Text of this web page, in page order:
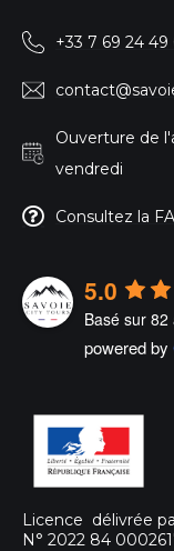
+33 7 69 24 49
Ouverture de
vendredi
Consultez la
5.0
Basé sur 82
powered by
Licence délivrée
N° 2022 84